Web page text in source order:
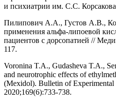
и психиатрии им. С.С.
Пилипович А.А., Густов А.В.,
применения альфа-липоевой
пациентов с дорсопатией //
117.
Voronina T.A., Gudasheva T.A.,
and neurotrophic effects of
(Mexidol). Bulletin of
2020;169(6):733-738.